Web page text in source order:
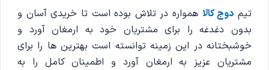
تیم دوج کالا همواره در تلاش بوده است تا خریدی آسان و
بدون دغدغه را برای مشتریان خود به ارمغان آورد و
خوشبختانه در این زمینه توانسته است بهترین ها را برای
مشتریان عزیز به ارمغان آورد و اطمینان کامل را به